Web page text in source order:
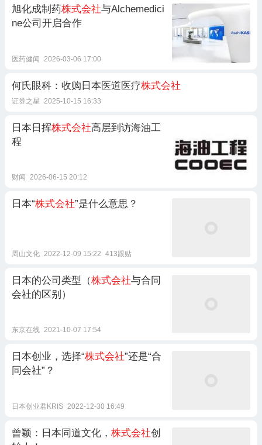
旭化成制药株式会社与Alchemedici
ne公司开启合作
医药健闻 2026-03-06 17:00
何氏眼科：收购日本医道医疗株式会社
证券之星 2025-10-15 16:33
日本日挥株式会社高层到访海油工
程
财闻 2026-06-15 20:12
日本“株式会社”是什么意思？
周山文化 2022-12-09 15:22 413跟贴
日本的公司类型（株式会社与合同
会社的区别）
东京在线 2021-10-07 17:54
日本创业，选择“株式会社”还是“合
同会社”？
日本创业君KRIS 2022-12-30 16:49
曾颖：日本同道文化， 株式会社创